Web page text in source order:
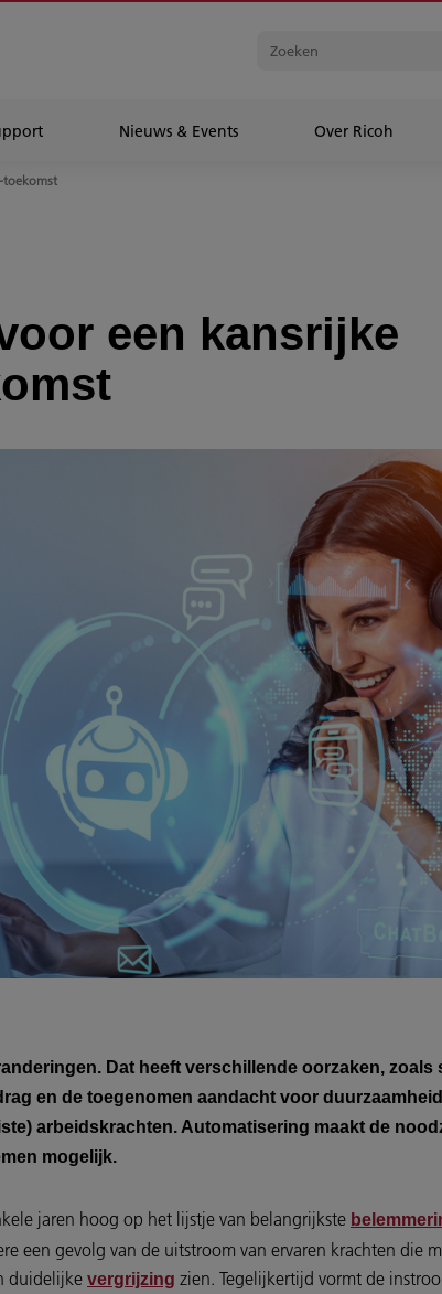
Nieuws & Events Over Ricoh
toekomst
een kansrijke
Dat heeft verschillende oorzaken,
en de toegenomen aandacht voor
arbeidskrachten. Automatisering maakt de
mogelijk.
jaren hoog op het lijstje van belangrijkste
een gevolg van de uitstroom van ervaren krachten die
duidelijke vergrijzing zien. Tegelijkertijd vormt de